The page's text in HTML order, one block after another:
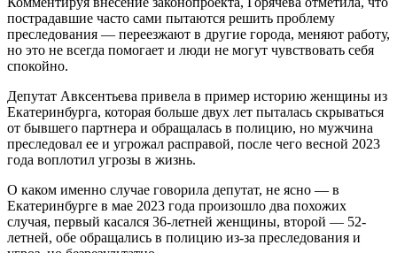
пострадавшие часто сами пытаются решить проблему
преследования — переезжают в другие города, меняют работу,
но это не всегда помогает и люди не могут чувствовать себя
спокойно.
Депутат Авксентьева привела в пример историю женщины из
Екатеринбурга, которая больше двух лет пыталась скрываться
от бывшего партнера и обращалась в полицию, но мужчина
преследовал ее и угрожал расправой, после чего весной 2023
года воплотил угрозы в жизнь.
О каком именно случае говорила депутат, не ясно — в
Екатеринбурге в мае 2023 года произошло два похожих
случая, первый касался 36-летней женщины, второй — 52-
летней, обе обращались в полицию из-за преследования и